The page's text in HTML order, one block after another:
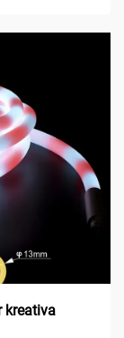
kreativa